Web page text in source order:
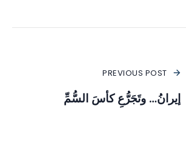
PREVIOUS POST
إيرانُ… وتَجَرُّعِ كأسَ السُّمِّ